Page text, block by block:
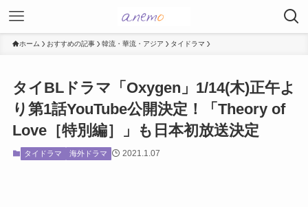
ホーム おすすめの記事 韓流・華流・アジア タイドラマ
タイBLドラマ「Oxygen」1/14(木)正午よ
り第1話YouTube公開決定！「Theory of
Love［特別編］」も日本初放送決定
タイドラマ 海外ドラマ 2021.1.07